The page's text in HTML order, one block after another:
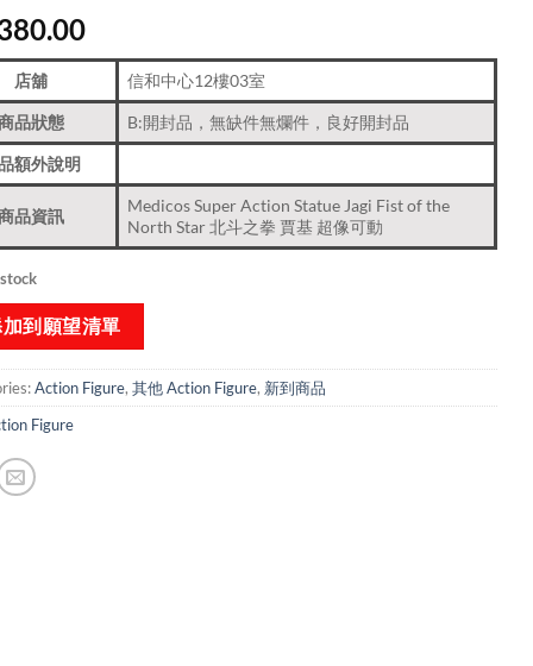
店舖 信和中心12樓03室
品狀態 B:開封品，無缺件無爛件，良好開封品
額外說明
品資訊
Medicos Super Action Statue Jagi Fist of the
North Star 北斗之拳 賈基 超像可動
到願望清單
Action Figure, 其他 Action Figure, 新到商品​
Figure